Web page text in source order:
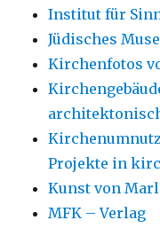
Institut für
Jüdisches
Kirchenfotos
Projekte in
Kunst von
MFK – Verlag